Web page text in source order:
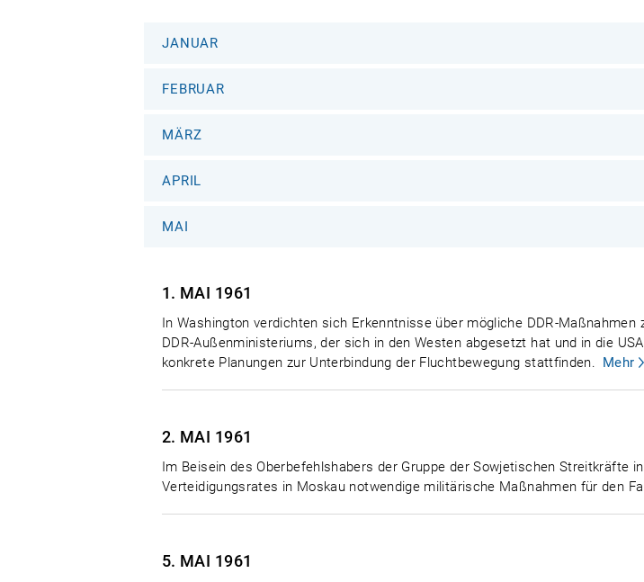
JANUAR
FEBRUAR
MÄRZ
APRIL
MAI
1. MAI 1961
In Washington verdichten sich Erkenntnisse über mögliche DDR-
DDR-Außenministeriums, der sich in den Westen abgesetzt hat und in die
konkrete Planungen zur Unterbindung der Fluchtbewegung stattfinden. Mehr
2. MAI 1961
Im Beisein des Oberbefehlshabers der Gruppe der Sowjetischen Streitkräfte
Verteidigungsrates in Moskau notwendige militärische Maßnahmen für den
5. MAI 1961